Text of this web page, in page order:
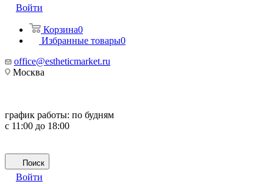
Войти
Корзина0
Избранные товары0
office@estheticmarket.ru
Москва
график работы: по будням
с 11:00 до 18:00
Поиск
Войти